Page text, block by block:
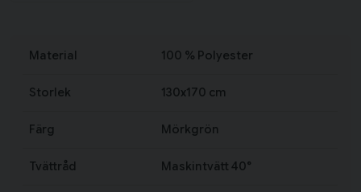
Material 100 % Polyester
Storlek 130x170 cm
Färg Mörkgrön
Tvättråd Maskintvätt 40°